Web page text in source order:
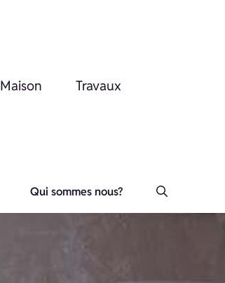
Maison Travaux
Qui sommes nous?